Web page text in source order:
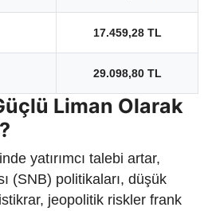
17.459,28 TL
29.098,80 TL
Liman Olarak
yatırımcı talebi artar,
(SNB) politikaları, düşük
jeopolitik riskler frank